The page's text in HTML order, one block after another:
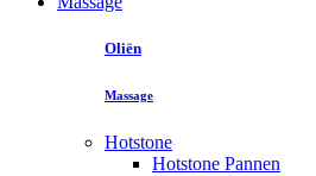
Oliën
Massage
Hotstone
Hotstone Pannen